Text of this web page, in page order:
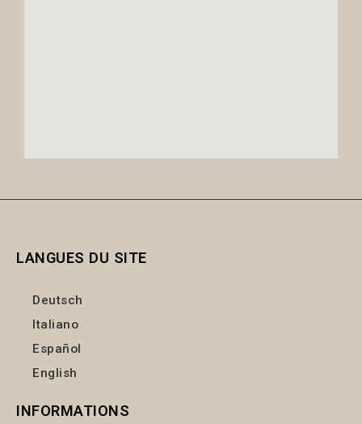
LANGUES DU SITE
Deutsch
Italiano
Español
English
INFORMATIONS